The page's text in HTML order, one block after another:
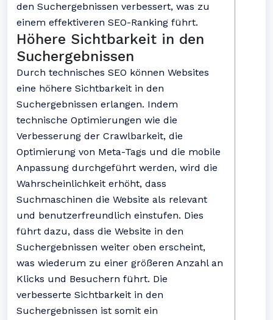
den Suchergebnissen verbessert, was zu
einem effektiveren SEO-Ranking führt.
Höhere Sichtbarkeit in den
Suchergebnissen
Durch technisches SEO können Websites
eine höhere Sichtbarkeit in den
Suchergebnissen erlangen. Indem
technische Optimierungen wie die
Verbesserung der Crawlbarkeit, die
Optimierung von Meta-Tags und die mobile
Anpassung durchgeführt werden, wird die
Wahrscheinlichkeit erhöht, dass
Suchmaschinen die Website als relevant
und benutzerfreundlich einstufen. Dies
führt dazu, dass die Website in den
Suchergebnissen weiter oben erscheint,
was wiederum zu einer größeren Anzahl an
Klicks und Besuchern führt. Die
verbesserte Sichtbarkeit in den
Suchergebnissen ist somit ein